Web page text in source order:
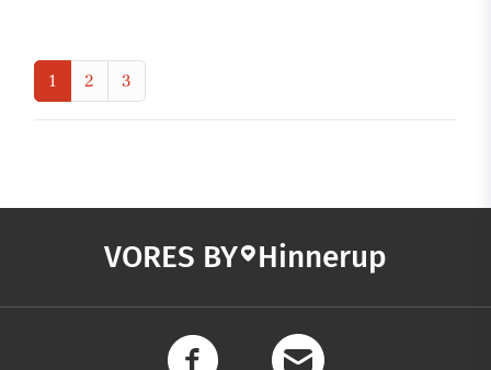
1 2 3
VORES BY Hinnerup